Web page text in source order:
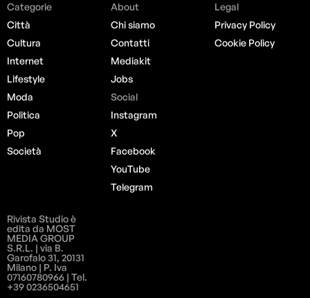
Categorie
Città
Cultura
Internet
Lifestyle
Moda
Politica
Pop
Società
About
Chi siamo
Contatti
Mediakit
Jobs
Social
Instagram
X
Facebook
YouTube
Telegram
Legal
Privacy Policy
Cookie Policy
Rivista Studio è
edita da MOST
MEDIA GROUP
S.R.L. | via B.
Garofalo 31, 20131
Milano | P. Iva
07160780966 | Tel.
+39 0236504651